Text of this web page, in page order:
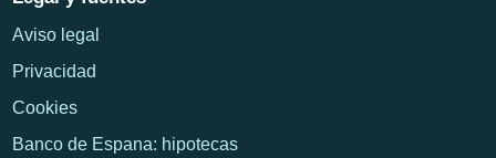
Aviso legal
Privacidad
Cookies
Banco de Espana: hipotecas